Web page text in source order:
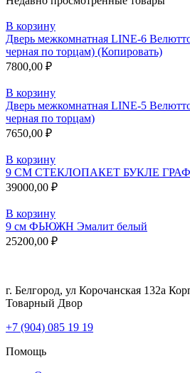
В корзину
Дверь межкомнатная LINE-6
черная по торцам) (Копировать)
7800,00 ₽
В корзину
Дверь межкомнатная LINE-5
черная по торцам)
7650,00 ₽
В корзину
9 СМ СТЕКЛОПАКЕТ БУКЛЕ
39000,00 ₽
В корзину
9 см ФЬЮЖН Эмалит белый
25200,00 ₽
г. Белгород, ул Корочанская 132а
Товарный Двор
+7 (904) 085 19 19
Помощь